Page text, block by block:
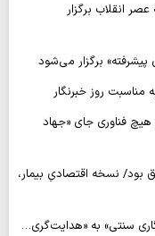
انقلاب برگزار
برگزار می‌شود
مناسبت روز خبرنگار
هیچ فناوری‌ جای «جهاد
بود/ نسخه اقتصادیِ بیمار،
سنتی» به «هدایت‌گری…